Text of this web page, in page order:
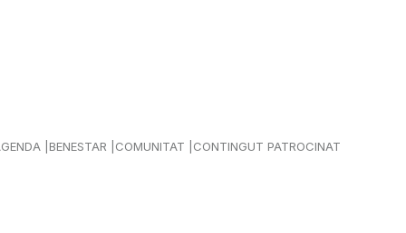
BENESTAR COMUNITAT CONTINGUT PATROCINAT